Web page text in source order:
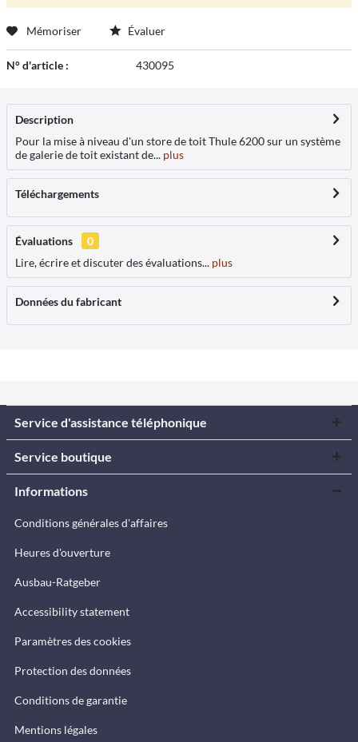
Mémoriser Évaluer
N° d'article : 430095
Description
Pour la mise à niveau d'un store de toit Thule 6200 sur un système
de galerie de toit existant de... plus
Téléchargements
Évaluations
0
Lire, écrire et discuter des évaluations... plus
Données du fabricant
Service d'assistance téléphonique
Service boutique
Informations
Conditions générales d'affaires
Heures d'ouverture
Ausbau-Ratgeber
Accessibility statement
Paramètres des cookies
Protection des données
Conditions de garantie
Mentions légales